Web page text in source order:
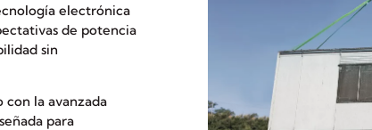
electrónica
de potencia
sin
la avanzada
para